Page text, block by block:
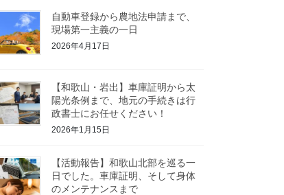
自動車登録から農地法申請まで、
現場第一主義の一日
2026年4月17日
【和歌山・岩出】車庫証明から太
陽光条例まで、地元の手続きは行
政書士にお任せください！
2026年1月15日
【活動報告】和歌山北部を巡る一
日でした。車庫証明、そして身体
のメンテナンスまで